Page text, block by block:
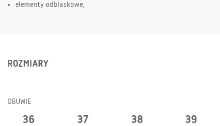
elementy odblaskowe,
ROZMIARY
OBUWIE
36 37 38 39